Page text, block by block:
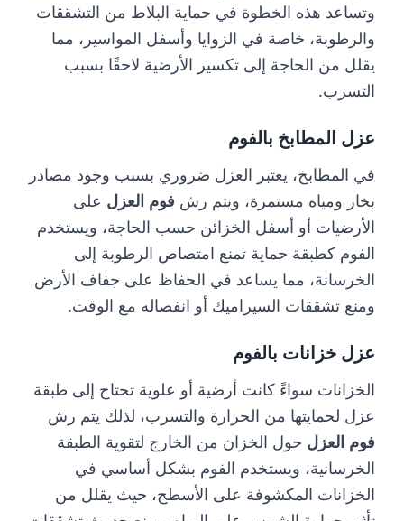
وتساعد هذه الخطوة في حماية البلاط من التشققات
والرطوبة، خاصة في الزوايا وأسفل المواسير، مما
يقلل من الحاجة إلى تكسير الأرضية لاحقًا بسبب
التسرب.
عزل المطابخ بالفوم
في المطابخ، يعتبر العزل ضروري بسبب وجود مصادر
بخار ومياه مستمرة، ويتم رش فوم العزل على
الأرضيات أو أسفل الخزائن حسب الحاجة، ويستخدم
الفوم كطبقة حماية تمنع امتصاص الرطوبة إلى
الخرسانة، مما يساعد في الحفاظ على جفاف الأرض
ومنع تشققات السيراميك أو انفصاله مع الوقت.
عزل خزانات بالفوم
الخزانات سواءً كانت أرضية أو علوية تحتاج إلى طبقة
عزل لحمايتها من الحرارة والتسرب، لذلك يتم رش
فوم العزل حول الخزان من الخارج لتقوية الطبقة
الخرسانية، ويستخدم الفوم بشكل أساسي في
الخزانات المكشوفة على الأسطح، حيث يقلل من